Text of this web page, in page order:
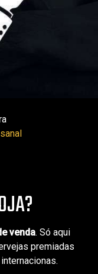
venda. Só aqui
premiadas